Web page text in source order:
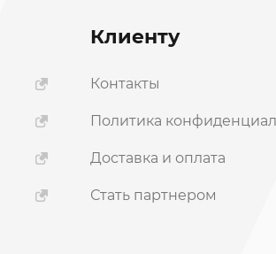
Клиенту
Контакты
Политика
Доставка и оплата
Стать партнером